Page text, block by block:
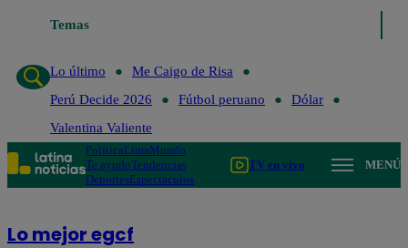
Temas
Lo último
Me Caigo de Risa
Perú Decide 2026
Fútbol peruano
Dólar
Valentina Valiente
PolíticaLimaMundo
Te ayudoTendencias
DeportesEspectáculos
TV en vivo MENÚ
Lo mejor egcf